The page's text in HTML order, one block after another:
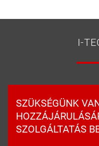
I-
SZÜKSÉGÜNK
SZOLGÁLTATÁS